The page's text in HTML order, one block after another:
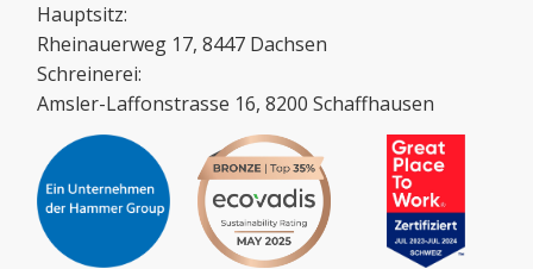
Hauptsitz:
Rheinauerweg 17, 8447 Dachsen
Schreinerei:
Amsler-Laffonstrasse 16, 8200 Schaffhausen